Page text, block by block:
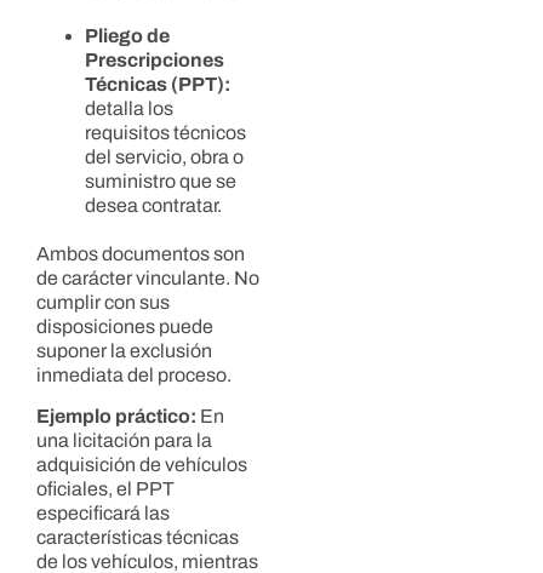
Pliego de
Prescripciones
Técnicas (PPT):
detalla los
requisitos técnicos
del servicio, obra o
suministro que se
desea contratar.
Ambos documentos son
de carácter vinculante. No
cumplir con sus
disposiciones puede
suponer la exclusión
inmediata del proceso.
Ejemplo práctico: En
una licitación para la
adquisición de vehículos
oficiales, el PPT
especificará las
características técnicas
de los vehículos, mientras